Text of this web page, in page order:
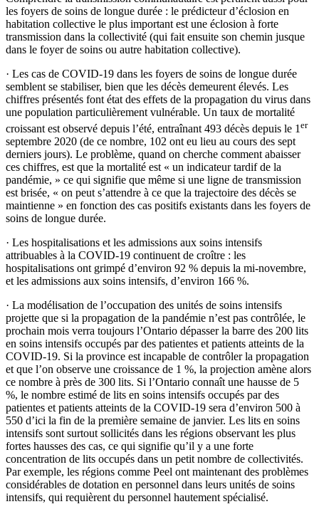
les foyers de soins de longue durée : le prédicteur d’éclosion en
habitation collective le plus important est une éclosion à forte
transmission dans la collectivité (qui fait ensuite son chemin jusque
dans le foyer de soins ou autre habitation collective).
· Les cas de COVID-19 dans les foyers de soins de longue durée
semblent se stabiliser, bien que les décès demeurent élevés. Les
chiffres présentés font état des effets de la propagation du virus dans
une population particulièrement vulnérable. Un taux de mortalité
croissant est observé depuis l’été, entraînant 493 décès depuis le 1 er
septembre 2020 (de ce nombre, 102 ont eu lieu au cours des sept
derniers jours). Le problème, quand on cherche comment abaisser
ces chiffres, est que la mortalité est « un indicateur tardif de la
pandémie, » ce qui signifie que même si une ligne de transmission
est brisée, « on peut s’attendre à ce que la trajectoire des décès se
maintienne » en fonction des cas positifs existants dans les foyers de
soins de longue durée.
· Les hospitalisations et les admissions aux soins intensifs
attribuables à la COVID-19 continuent de croître : les
hospitalisations ont grimpé d’environ 92 % depuis la mi-novembre,
et les admissions aux soins intensifs, d’environ 166 %.
· La modélisation de l’occupation des unités de soins intensifs
projette que si la propagation de la pandémie n’est pas contrôlée, le
prochain mois verra toujours l’Ontario dépasser la barre des 200 lits
en soins intensifs occupés par des patientes et patients atteints de la
COVID-19. Si la province est incapable de contrôler la propagation
et que l’on observe une croissance de 1 %, la projection amène alors
ce nombre à près de 300 lits. Si l’Ontario connaît une hausse de 5
%, le nombre estimé de lits en soins intensifs occupés par des
patientes et patients atteints de la COVID-19 sera d’environ 500 à
550 d’ici la fin de la première semaine de janvier. Les lits en soins
intensifs sont surtout sollicités dans les régions observant les plus
fortes hausses des cas, ce qui signifie qu’il y a une forte
concentration de lits occupés dans un petit nombre de collectivités.
Par exemple, les régions comme Peel ont maintenant des problèmes
considérables de dotation en personnel dans leurs unités de soins
intensifs, qui requièrent du personnel hautement spécialisé.